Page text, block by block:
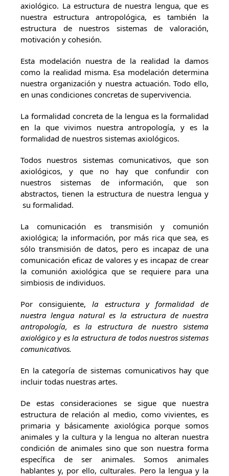
axiológico. La estructura de nuestra lengua, que es
nuestra estructura antropológica, es también la
estructura de nuestros sistemas de valoración,
motivación y cohesión.
Esta modelación nuestra de la realidad la damos
como la realidad misma. Esa modelación determina
nuestra organización y nuestra actuación. Todo ello,
en unas condiciones concretas de supervivencia.
La formalidad concreta de la lengua es la formalidad
en la que vivimos nuestra antropología, y es la
formalidad de nuestros sistemas axiológicos.
Todos nuestros sistemas comunicativos, que son
axiológicos, y que no hay que confundir con
nuestros sistemas de información, que son
abstractos, tienen la estructura de nuestra lengua y
su formalidad.
La comunicación es transmisión y comunión
axiológica; la información, por más rica que sea, es
sólo transmisión de datos, pero es incapaz de una
comunicación eficaz de valores y es incapaz de crear
la comunión axiológica que se requiere para una
simbiosis de individuos.
Por consiguiente, la estructura y formalidad de
nuestra lengua natural es la estructura de nuestra
antropología, es la estructura de nuestro sistema
axiológico y es la estructura de todos nuestros sistemas
comunicativos.
En la categoría de sistemas comunicativos hay que
incluir todas nuestras artes.
De estas consideraciones se sigue que nuestra
estructura de relación al medio, como vivientes, es
primaria y básicamente axiológica porque somos
animales y la cultura y la lengua no alteran nuestra
condición de animales sino que son nuestra forma
específica de ser animales. Somos animales
hablantes y, por ello, culturales. Pero la lengua y la